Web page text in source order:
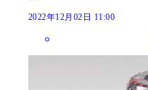
2022年12月02日 11:00